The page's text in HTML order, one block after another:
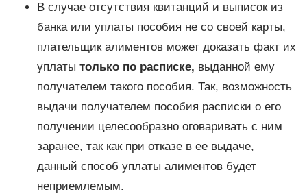
В случае отсутствия квитанций и выписок из
банка или уплаты пособия не со своей карты,
плательщик алиментов может доказать факт их
уплаты только по расписке, выданной ему
получателем такого пособия. Так, возможность
выдачи получателем пособия расписки о его
получении целесообразно оговаривать с ним
заранее, так как при отказе в ее выдаче,
данный способ уплаты алиментов будет
неприемлемым.